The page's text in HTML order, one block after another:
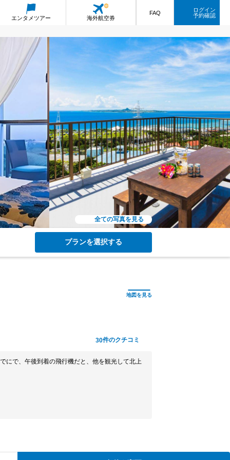
エンタメツアー 海外航空券
FAQ
ログイン
予約確認
全ての写真を見る
プランを選択する
30件のクチコミ
にで、午後到着の飛行機だと、他を観光して北上